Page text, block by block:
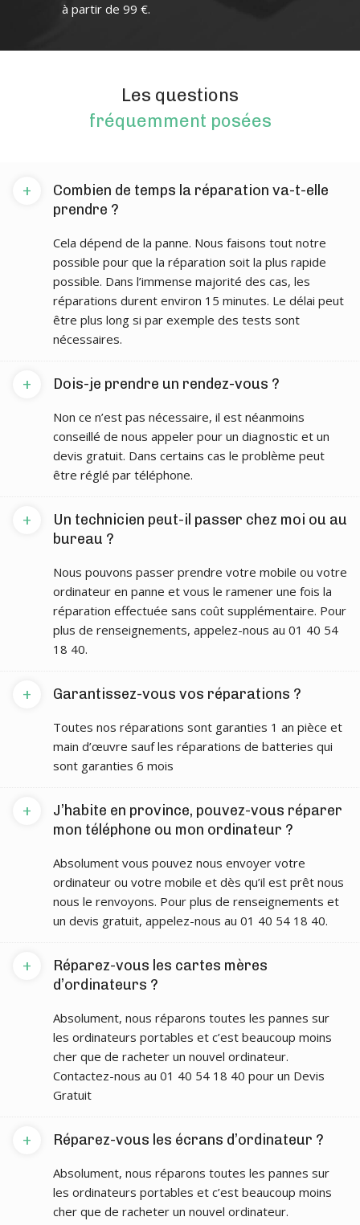
à partir de 99 €.
Les questions
fréquemment posées
Combien de temps la réparation va-t-elle
prendre ?
+
Cela dépend de la panne. Nous faisons tout notre
possible pour que la réparation soit la plus rapide
possible. Dans l’immense majorité des cas, les
réparations durent environ 15 minutes. Le délai peut
être plus long si par exemple des tests sont
nécessaires.
Dois-je prendre un rendez-vous ?
+
Non ce n’est pas nécessaire, il est néanmoins
conseillé de nous appeler pour un diagnostic et un
devis gratuit. Dans certains cas le problème peut
être réglé par téléphone.
Un technicien peut-il passer chez moi ou au
bureau ?
+
Nous pouvons passer prendre votre mobile ou votre
ordinateur en panne et vous le ramener une fois la
réparation effectuée sans coût supplémentaire. Pour
plus de renseignements, appelez-nous au 01 40 54
18 40.
Garantissez-vous vos réparations ?
+
Toutes nos réparations sont garanties 1 an pièce et
main d’œuvre sauf les réparations de batteries qui
sont garanties 6 mois
J’habite en province, pouvez-vous réparer
mon téléphone ou mon ordinateur ?
+
Absolument vous pouvez nous envoyer votre
ordinateur ou votre mobile et dès qu’il est prêt nous
nous le renvoyons. Pour plus de renseignements et
un devis gratuit, appelez-nous au 01 40 54 18 40.
Réparez-vous les cartes mères
d’ordinateurs ?
+
Absolument, nous réparons toutes les pannes sur
les ordinateurs portables et c’est beaucoup moins
cher que de racheter un nouvel ordinateur.
Contactez-nous au 01 40 54 18 40 pour un Devis
Gratuit
Réparez-vous les écrans d’ordinateur ?
+
Absolument, nous réparons toutes les pannes sur
les ordinateurs portables et c’est beaucoup moins
cher que de racheter un nouvel ordinateur.